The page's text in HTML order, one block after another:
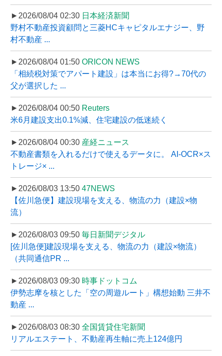
►2026/08/04 02:30 日本経済新聞
野村不動産投資顧問と三菱HCキャピタルエナジー、野
村不動産 ...
►2026/08/04 01:50 ORICON NEWS
「相続税対策でアパート建設」は本当にお得?→70代の
父が選択した ...
►2026/08/04 00:50 Reuters
米6月建設支出0.1%減、住宅建設の低迷続く
►2026/08/04 00:30 産経ニュース
不動産書類を入れるだけで使えるデータに。 AI-OCR×ス
トレージ× ...
►2026/08/03 13:50 47NEWS
【佐川急便】建設現場を支える、物流の力（建設×物
流）
►2026/08/03 09:50 毎日新聞デジタル
[佐川急便]建設現場を支える、物流の力（建設×物流）
（共同通信PR ...
►2026/08/03 09:30 時事ドットコム
伊勢志摩を核とした「空の周遊ルート」構想始動 三井不
動産 ...
►2026/08/03 08:30 全国賃貸住宅新聞
リアルエステート、不動産再生軸に売上124億円